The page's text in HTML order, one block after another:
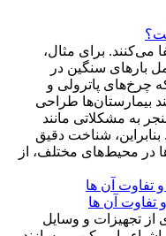
می‌کنند. برای مثال،
بارهای سنگین در
چرخ‌های پاترولی و
بیمارستان‌ها طراحی
به مشکلاتی مانند
شناخت دقیق
در محیط‌های مختلف، از
تفاوت آن ها
تجهیزات و وسایل